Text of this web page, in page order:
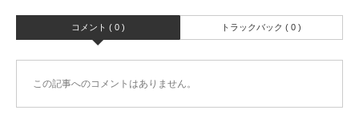
コメント ( 0 ) トラックバック ( 0 )
この記事へのコメントはありません。